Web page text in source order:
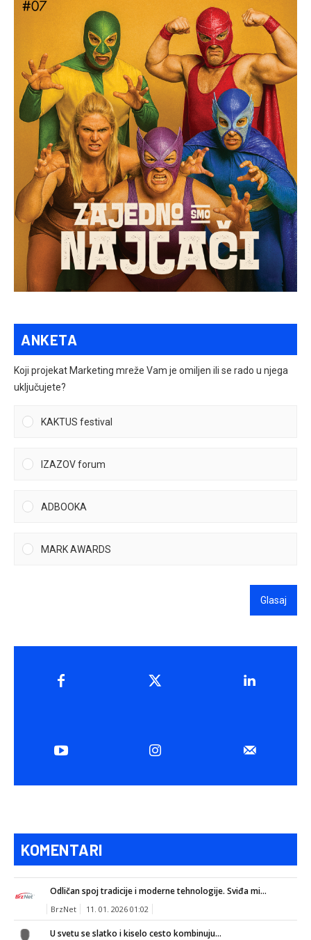
ANKETA
Koji projekat Marketing mreže Vam je omiljen ili se rado u njega
uključujete?
KAKTUS festival
IZAZOV forum
ADBOOKA
MARK AWARDS
Glasaj
KOMENTARI
Odličan spoj tradicije i moderne tehnologije. Sviđa mi...
BrzNet 11. 01. 2026 01:02
U svetu se slatko i kiselo cesto kombinuju...